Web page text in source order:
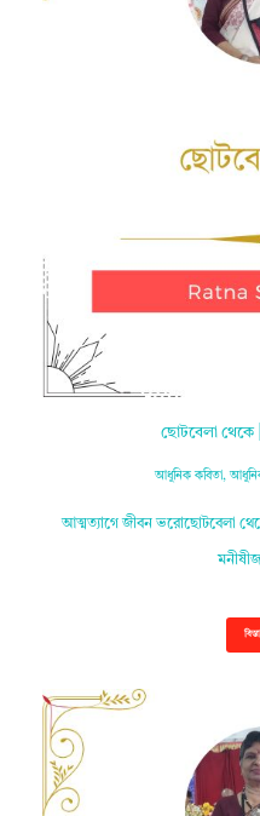
ছোটবেলা
আধুনিক কবিতা,
আত্মত্যাগে জীবন ভরোছোটবেলা